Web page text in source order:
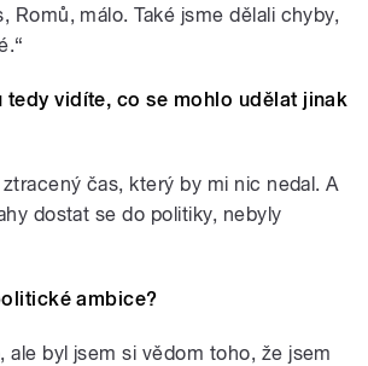
Romů, málo. Také jsme dělali chyby,
tedy vidíte, co se mohlo udělat jinak
čas, který by mi nic nedal. A
dostat se do politiky, nebyly
ambice?
ale byl jsem si vědom toho, že jsem